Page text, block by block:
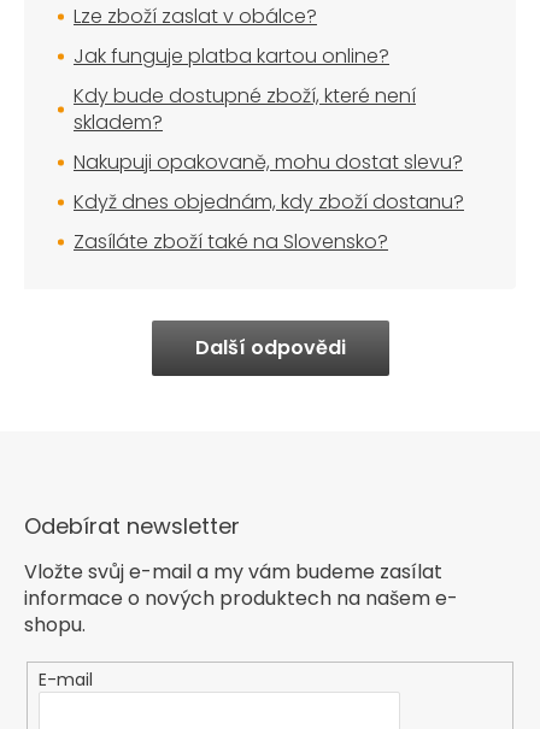
Lze zboží zaslat v obálce?
Jak funguje platba kartou online?
Kdy bude dostupné zboží, které není
skladem?
Nakupuji opakovaně, mohu dostat slevu?
Když dnes objednám, kdy zboží dostanu?
Zasíláte zboží také na Slovensko?
Další odpovědi
Odebírat newsletter
Vložte svůj e-mail a my vám budeme zasílat
informace o nových produktech na našem e-
shopu.
E-mail